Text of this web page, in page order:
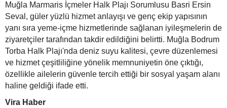
Muğla Marmaris İçmeler Halk Plajı Sorumlusu Basri Ersin
Seval, güler yüzlü hizmet anlayışı ve genç ekip yapısının
yanı sıra yeme-içme hizmetlerinde sağlanan iyileşmelerin de
ziyaretçiler tarafından takdir edildiğini belirtti. Muğla Bodrum
Torba Halk Plajı'nda deniz suyu kalitesi, çevre düzenlemesi
ve hizmet çeşitliliğine yönelik memnuniyetin öne çıktığı,
özellikle ailelerin güvenle tercih ettiği bir sosyal yaşam alanı
haline geldiği ifade etti.
Vira Haber